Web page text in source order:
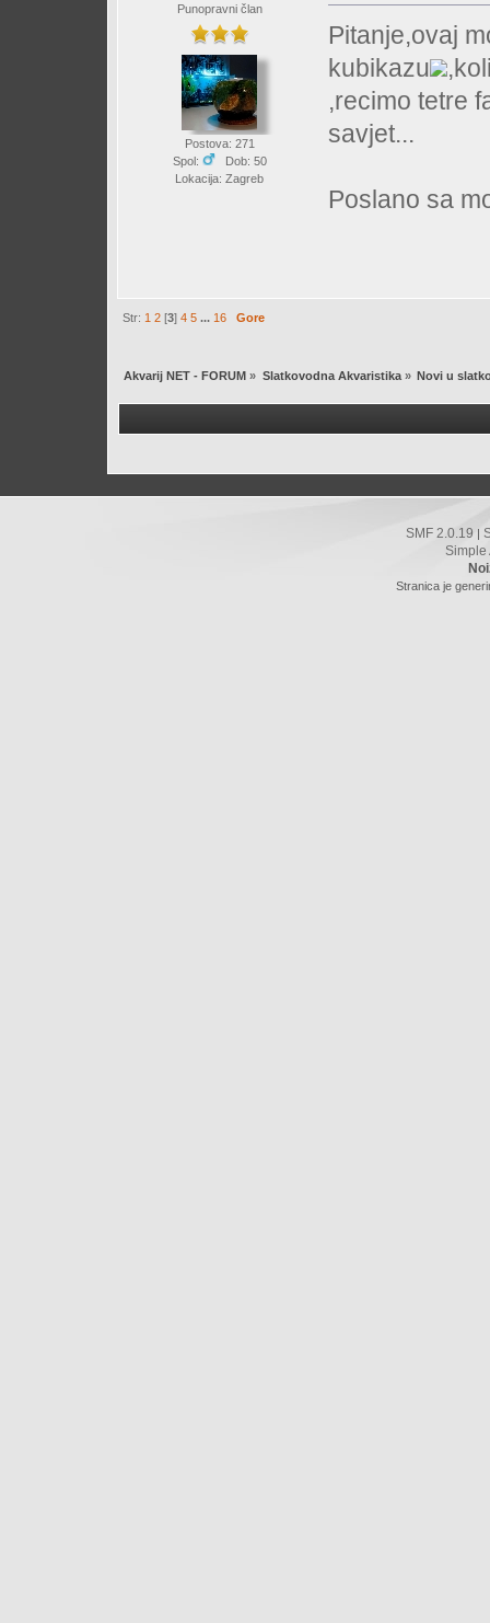
Punopravni član
Postova: 271
Spol:
Dob: 50
Lokacija: Zagreb
Pitanje,ovaj
kubikazu
,recimo tetre
savjet...
Poslano sa
Str: 1 2 [3]4 5 ... 16 Gore
Akvarij NET - FORUM » Slatkovodna Akvaristika» Novi u
SMF 2.0.19 |
Simple
Stranica je